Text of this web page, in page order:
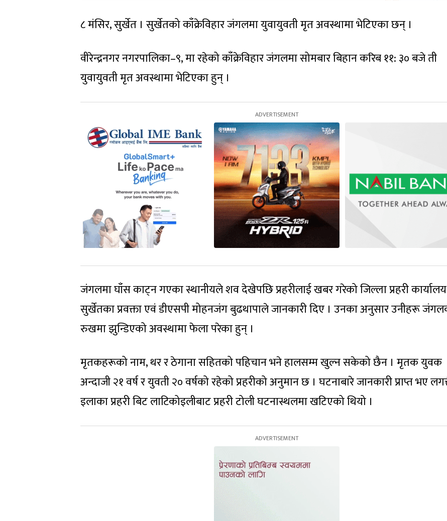
८ मंसिर, सुर्खेत । सुर्खेतको काँक्रेविहार जंगलमा युवायुवती मृत अवस्थामा भेटिएका छन् ।
वीरेन्द्रनगर नगरपालिका–९, मा रहेको काँक्रेविहार जंगलमा सोमबार बिहान करिब ११: ३० बजे ती
युवायुवती मृत अवस्थामा भेटिएका हुन् ।
जंगलमा घाँस काट्न गएका स्थानीयले शव देखेपछि प्रहरीलाई खबर गरेको जिल्ला प्रहरी कार्यालय
सुर्खेतका प्रवक्ता एवं डीएसपी मोहनजंग बुढथापाले जानकारी दिए । उनका अनुसार उनीहरू
रुखमा झुन्डिएको अवस्थामा फेला परेका हुन् ।
मृतकहरूको नाम, थर र ठेगाना सहितको पहिचान भने हालसम्म खुल्न सकेको छैन । मृतक युवक
अन्दाजी २१ वर्ष र युवती २० वर्षको रहेको प्रहरीको अनुमान छ । घटनाबारे जानकारी प्राप्त भए
इलाका प्रहरी बिट लाटिकोइलीबाट प्रहरी टोली घटनास्थलमा खटिएको थियो ।